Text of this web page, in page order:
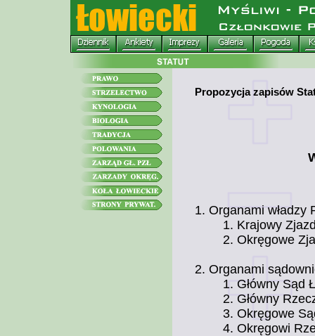
Propozycja zapisów
Organami władzy
Krajowy
Okręgowe
Organami
Główny Sąd
Główny
Okręgowe
Okręgowi